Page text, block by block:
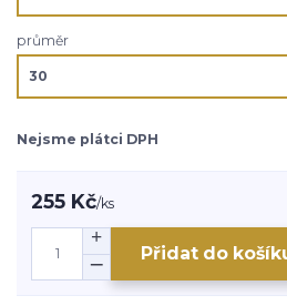
průměr
Nejsme plátci DPH
255 Kč/ks
Přidat do